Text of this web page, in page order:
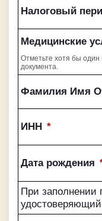
Налоговый
Медицинские
Отметьте хотя бы один
документа.
Фамилия Имя
ИНН *
Дата рождения
При заполнении